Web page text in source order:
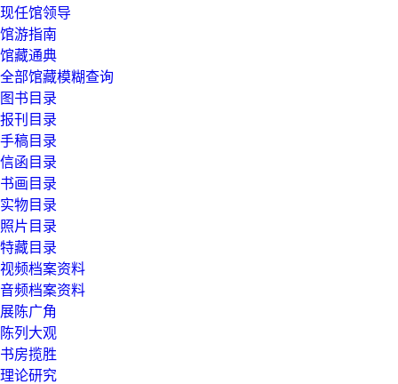
现任馆领导
馆游指南
馆藏通典
全部馆藏模糊查询
图书目录
报刊目录
手稿目录
信函目录
书画目录
实物目录
照片目录
特藏目录
视频档案资料
音频档案资料
展陈广角
陈列大观
书房揽胜
理论研究